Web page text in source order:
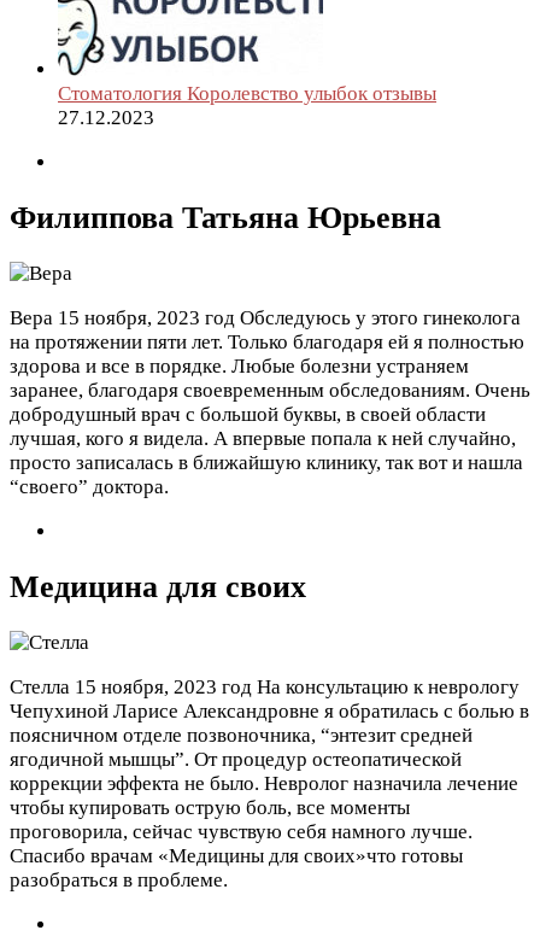
Стоматология Королевство улыбок отзывы
27.12.2023
Филиппова Татьяна Юрьевна
Вера 15 ноября, 2023 год Обследуюсь у этого гинеколога
на протяжении пяти лет. Только благодаря ей я полностью
здорова и все в порядке. Любые болезни устраняем
заранее, благодаря своевременным обследованиям. Очень
добродушный врач с большой буквы, в своей области
лучшая, кого я видела. А впервые попала к ней случайно,
просто записалась в ближайшую клинику, так вот и нашла
“своего” доктора.
Медицина для своих
Стелла 15 ноября, 2023 год На консультацию к неврологу
Чепухиной Ларисе Александровне я обратилась с болью в
поясничном отделе позвоночника, “энтезит средней
ягодичной мышцы”. От процедур остеопатической
коррекции эффекта не было. Невролог назначила лечение
чтобы купировать острую боль, все моменты
проговорила, сейчас чувствую себя намного лучше.
Спасибо врачам «Медицины для своих»что готовы
разобраться в проблеме.